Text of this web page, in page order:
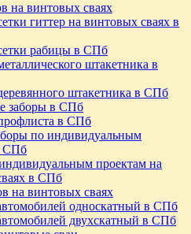
на винтовых сваях
гиттер на винтовых сваях в
рабицы в СПб
штакетника в
штакетника в СПб
заборы в СПб
в СПб
по индивидуальным
СПб
проектам на
в СПб
на винтовых сваях
односкатный в СПб
двухскатный в СПб